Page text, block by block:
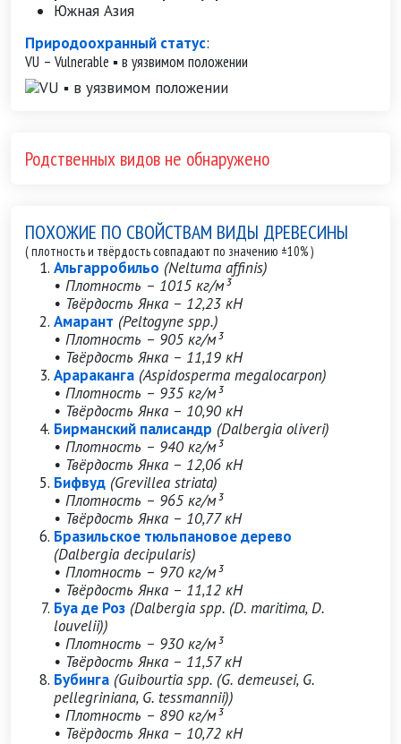
Южная Азия
Природоохранный статус:
VU – Vulnerable ▪ в уязвимом положении
Родственных видов не обнаружено
ПОХОЖИЕ ПО СВОЙСТВАМ ВИДЫ ДРЕВЕСИНЫ
( плотность и твёрдость совпадают по значению ±10% )
Альгарробильо (Neltuma affinis)
• Плотность – 1015 кг/м³
• Твёрдость Янка – 12,23 кН
Амарант (Peltogyne spp.)
• Плотность – 905 кг/м³
• Твёрдость Янка – 11,19 кН
Арараканга (Aspidosperma megalocarpon)
• Плотность – 935 кг/м³
• Твёрдость Янка – 10,90 кН
Бирманский палисандр (Dalbergia oliveri)
• Плотность – 940 кг/м³
• Твёрдость Янка – 12,06 кН
Бифвуд (Grevillea striata)
• Плотность – 965 кг/м³
• Твёрдость Янка – 10,77 кН
Бразильское тюльпановое дерево
(Dalbergia decipularis)
• Плотность – 970 кг/м³
• Твёрдость Янка – 11,12 кН
Буа де Роз (Dalbergia spp. (D. maritima, D.
louvelii))
• Плотность – 930 кг/м³
• Твёрдость Янка – 11,57 кН
Бубинга (Guibourtia spp. (G. demeusei, G.
pellegriniana, G. tessmannii))
• Плотность – 890 кг/м³
• Твёрдость Янка – 10,72 кН